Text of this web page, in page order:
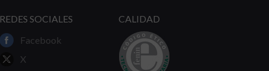
REDES SOCIALES
Facebook
X
CALIDAD